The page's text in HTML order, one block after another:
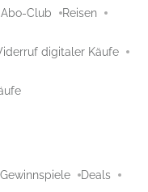
Club Reisen
digitaler Käufe
Gewinnspiele Deals